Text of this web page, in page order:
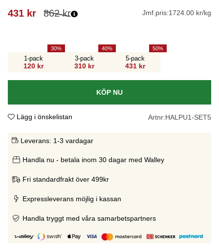
862kr
431 kr Jmf.pris:1724.00 kr/kg
1-pack
120 kr
30
3-pack
310 kr
40
5-pack
431 kr
50
KÖP NU
Lägg i önskelistan Artnr:HALPU1-SET5
Leverans: 1-3 vardagar
Handla nu - betala inom 30 dagar med Walley
Fri standardfrakt över 499kr
Expressleverans möjlig i kassan
Handla tryggt med våra samarbetspartners